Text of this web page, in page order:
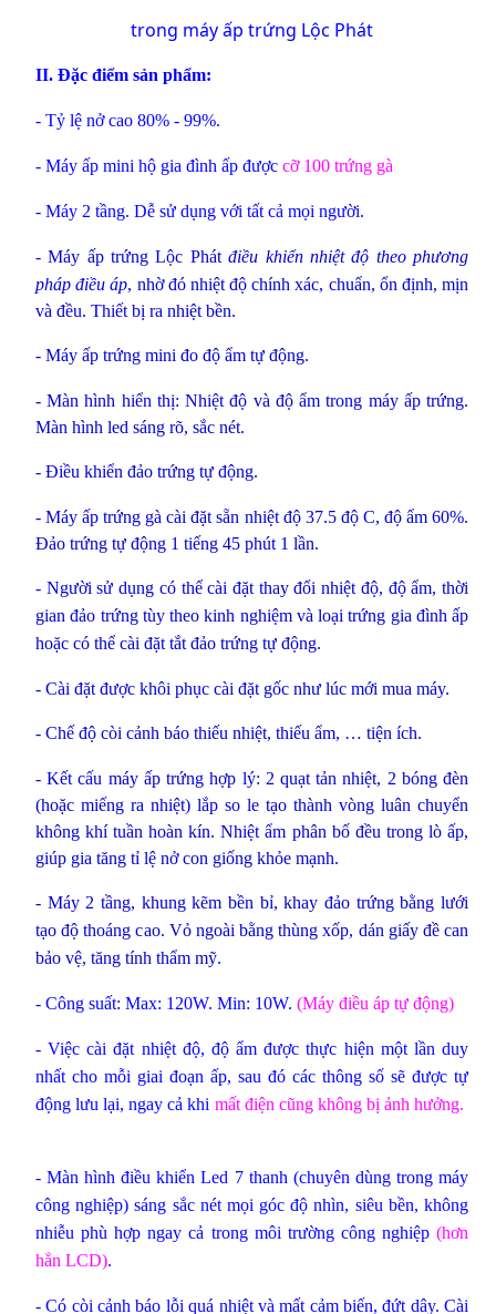
trong máy ấp trứng Lộc Phát
II. Đặc điểm sản phẩm:
- Tỷ lệ nở cao 80% - 99%.
- Máy ấp mini hộ gia đình ấp được cỡ 100 trứng gà
- Máy 2 tầng. Dễ sử dụng với tất cả mọi người.
- Máy ấp trứng Lộc Phátđiều khiển nhiệt độ theo phương
pháp điều áp, nhờ đó nhiệt độ chính xác, chuẩn, ổn định, mịn
và đều. Thiết bị ra nhiệt bền.
- Máy ấp trứng mini đo độ ẩm tự động.
- Màn hình hiển thị: Nhiệt độ và độ ẩm trong máy ấp trứng.
Màn hình led sáng rõ, sắc nét.
- Điều khiển đảo trứng tự động.
- Máy ấp trứng gà cài đặt sẵn nhiệt độ 37.5 độ C, độ ẩm 60%.
Đảo trứng tự động 1 tiếng 45 phút 1 lần.
- Người sử dụng có thể cài đặt thay đổi nhiệt độ, độ ẩm, thời
gian đảo trứng tùy theo kinh nghiệm và loại trứng gia đình ấp
hoặc có thể cài đặt tắt đảo trứng tự động.
- Cài đặt được khôi phục cài đặt gốc như lúc mới mua máy.
- Chế độ còi cảnh báo thiếu nhiệt, thiếu ẩm, … tiện ích.
- Kết cấu máy ấp trứng hợp lý: 2 quạt tản nhiệt, 2 bóng đèn
(hoặc miếng ra nhiệt) lắp so le tạo thành vòng luân chuyển
không khí tuần hoàn kín. Nhiệt ẩm phân bố đều trong lò ấp,
giúp gia tăng tỉ lệ nở con giống khỏe mạnh.
- Máy 2 tầng, khung kẽm bền bỉ, khay đảo trứng bằng lưới
tạo độ thoáng cao. Vỏ ngoài bằng thùng xốp, dán giấy đề can
bảo vệ, tăng tính thẩm mỹ.
- Công suất: Max: 120W. Min: 10W. (Máy điều áp tự động)
- Việc cài đặt nhiệt độ, độ ẩm được thực hiện một lần duy
nhất cho mỗi giai đoạn ấp, sau đó các thông số sẽ được tự
động lưu lại, ngay cả khi mất điện cũng không bị ảnh hưởng.
- Màn hình điều khiển Led 7 thanh (chuyên dùng trong máy
công nghiệp) sáng sắc nét mọi góc độ nhìn, siêu bền, không
nhiễu phù hợp ngay cả trong môi trường công nghiệp (hơn
hẳn LCD).
- Có còi cảnh báo lỗi quá nhiệt và mất cảm biến, đứt dây. Cài